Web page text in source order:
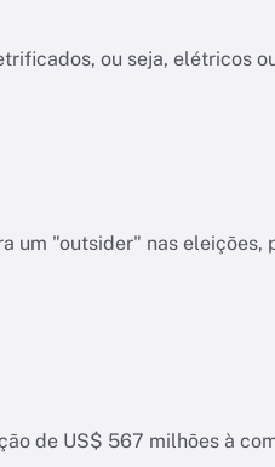
ou seja, elétricos
um "outsider" nas eleições,
de US$ 567 milhões à